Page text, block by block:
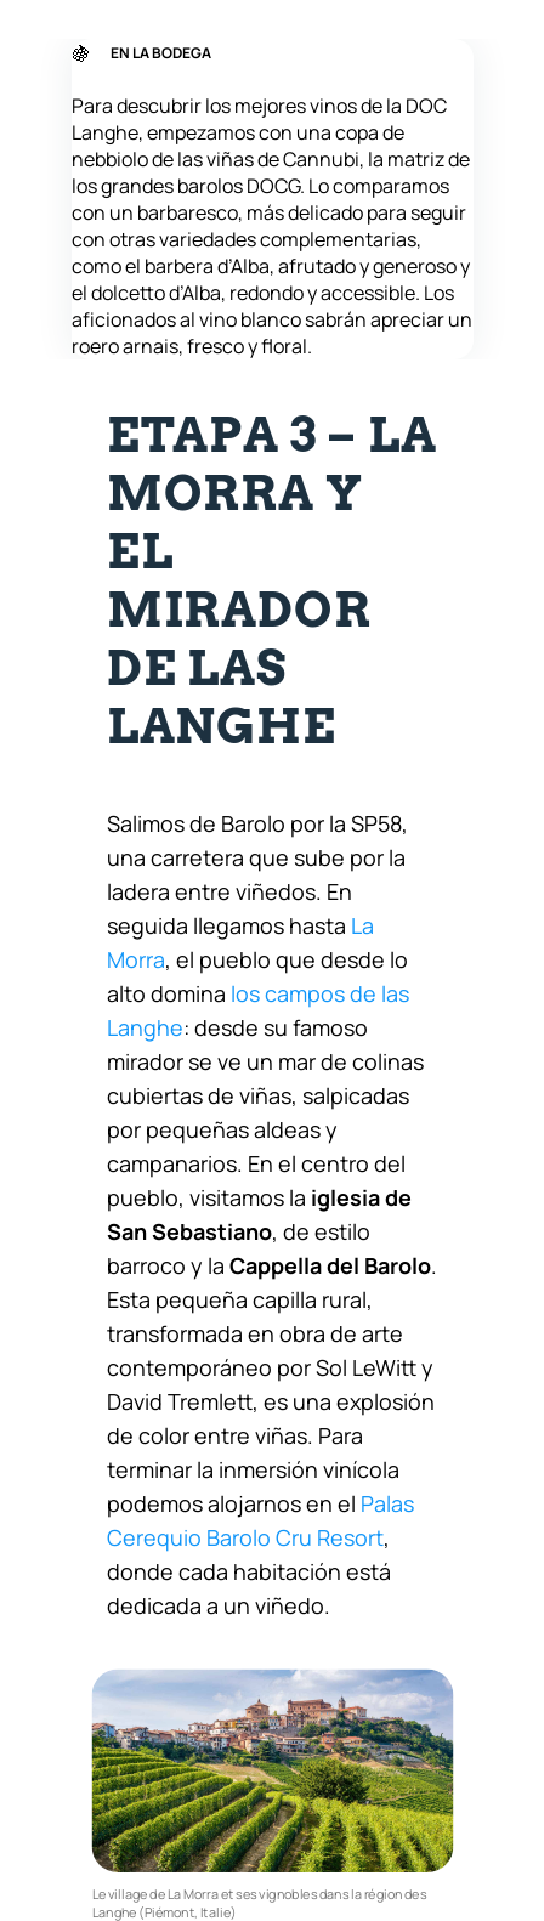
🍇 EN LA BODEGA
Para descubrir los mejores vinos de la DOC
Langhe, empezamos con una copa de
nebbiolo de las viñas de Cannubi, la matriz de
los grandes barolos DOCG. Lo comparamos
con un barbaresco, más delicado para seguir
con otras variedades complementarias,
como el barbera d’Alba, afrutado y generoso y
el dolcetto d’Alba, redondo y accessible. Los
aficionados al vino blanco sabrán apreciar un
roero arnais, fresco y floral.
ETAPA 3 – LA
MORRA Y
EL
MIRADOR
DE LAS
LANGHE
Salimos de Barolo por la SP58,
una carretera que sube por la
ladera entre viñedos. En
seguida llegamos hasta La
Morra, el pueblo que desde lo
alto domina los campos de las
Langhe: desde su famoso
mirador se ve un mar de colinas
cubiertas de viñas, salpicadas
por pequeñas aldeas y
campanarios. En el centro del
pueblo, visitamos la iglesia de
San Sebastiano, de estilo
barroco y la Cappella del Barolo.
Esta pequeña capilla rural,
transformada en obra de arte
contemporáneo por Sol LeWitt y
David Tremlett, es una explosión
de color entre viñas. Para
terminar la inmersión vinícola
podemos alojarnos en el Palas
Cerequio Barolo Cru Resort,
donde cada habitación está
dedicada a un viñedo.
Le village de La Morra et ses vignobles dans la région des
Langhe (Piémont, Italie)